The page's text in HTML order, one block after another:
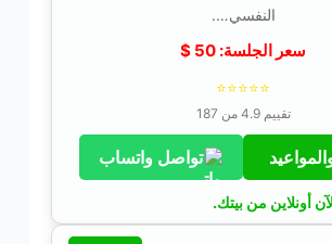
النفسي….
سعر الجلسة: 50
$
⭐⭐⭐⭐⭐
تقييم 4.9 من 187
تواصل واتساب
أونلاين من بيتك.